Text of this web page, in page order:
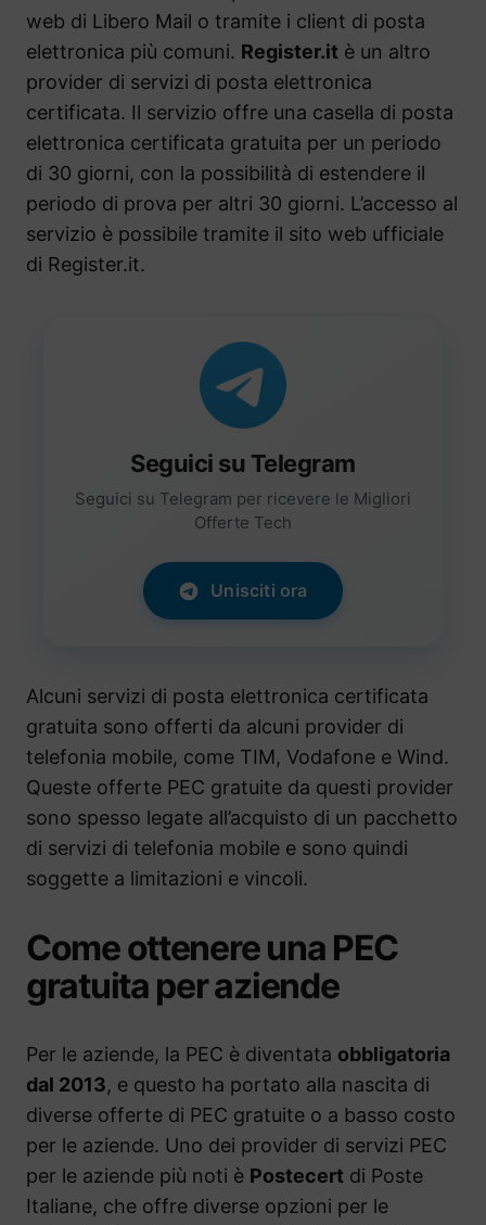
web di Libero Mail o tramite i client di posta
elettronica più comuni. Register.it è un altro
provider di servizi di posta elettronica
certificata. Il servizio offre una casella di posta
elettronica certificata gratuita per un periodo
di 30 giorni, con la possibilità di estendere il
periodo di prova per altri 30 giorni. L’accesso al
servizio è possibile tramite il sito web ufficiale
di Register.it.
Seguici su Telegram
Seguici su Telegram per ricevere le Migliori
Offerte Tech
Unisciti ora
Alcuni servizi di posta elettronica certificata
gratuita sono offerti da alcuni provider di
telefonia mobile, come TIM, Vodafone e Wind.
Queste offerte PEC gratuite da questi provider
sono spesso legate all’acquisto di un pacchetto
di servizi di telefonia mobile e sono quindi
soggette a limitazioni e vincoli.
Come ottenere una PEC
gratuita per aziende
Per le aziende, la PEC è diventata obbligatoria
dal 2013, e questo ha portato alla nascita di
diverse offerte di PEC gratuite o a basso costo
per le aziende. Uno dei provider di servizi PEC
per le aziende più noti è Postecert di Poste
Italiane, che offre diverse opzioni per le